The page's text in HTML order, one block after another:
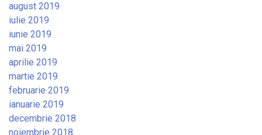
august 2019
iulie 2019
iunie 2019
mai 2019
aprilie 2019
martie 2019
februarie 2019
ianuarie 2019
decembrie 2018
noiembrie 2018